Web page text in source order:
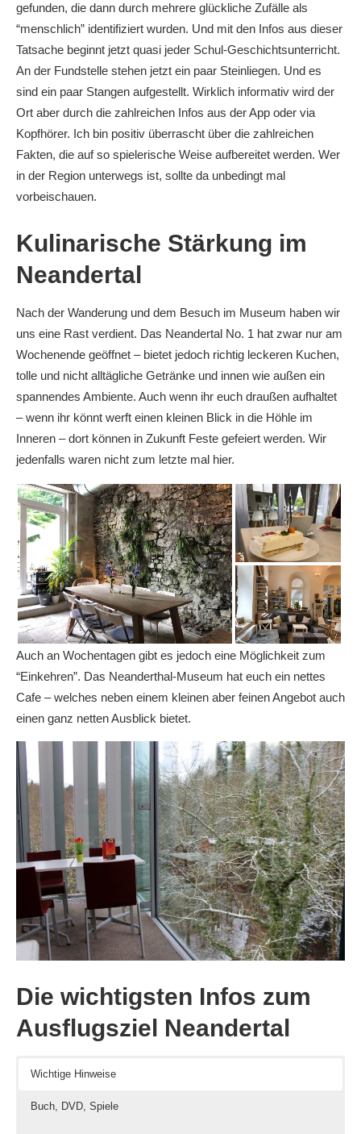
gefunden, die dann durch mehrere glückliche Zufälle als
“menschlich” identifiziert wurden. Und mit den Infos aus dieser
Tatsache beginnt jetzt quasi jeder Schul-Geschichtsunterricht.
An der Fundstelle stehen jetzt ein paar Steinliegen. Und es
sind ein paar Stangen aufgestellt. Wirklich informativ wird der
Ort aber durch die zahlreichen Infos aus der App oder via
Kopfhörer. Ich bin positiv überrascht über die zahlreichen
Fakten, die auf so spielerische Weise aufbereitet werden. Wer
in der Region unterwegs ist, sollte da unbedingt mal
vorbeischauen.
Kulinarische Stärkung im
Neandertal
Nach der Wanderung und dem Besuch im Museum haben wir
uns eine Rast verdient. Das Neandertal No. 1 hat zwar nur am
Wochenende geöffnet – bietet jedoch richtig leckeren Kuchen,
tolle und nicht alltägliche Getränke und innen wie außen ein
spannendes Ambiente. Auch wenn ihr euch draußen aufhaltet
– wenn ihr könnt werft einen kleinen Blick in die Höhle im
Inneren – dort können in Zukunft Feste gefeiert werden. Wir
jedenfalls waren nicht zum letzte mal hier.
Auch an Wochentagen gibt es jedoch eine Möglichkeit zum
“Einkehren”. Das Neanderthal-Museum hat euch ein nettes
Cafe – welches neben einem kleinen aber feinen Angebot auch
einen ganz netten Ausblick bietet.
Die wichtigsten Infos zum
Ausflugsziel Neandertal
Wichtige Hinweise
Buch, DVD, Spiele